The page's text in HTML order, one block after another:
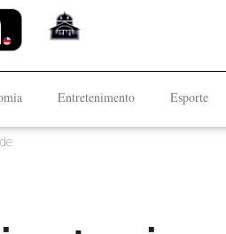
Entretenimento Esporte